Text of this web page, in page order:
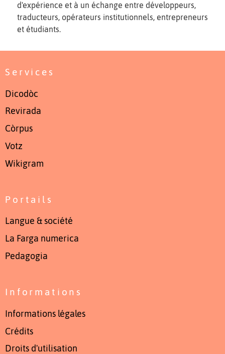
d'expérience et à un échange entre développeurs,
traducteurs, opérateurs institutionnels, entrepreneurs
et étudiants.
Services
Dicodòc
Revirada
Còrpus
Votz
Wikigram
Portails
Langue & société
La Farga numerica
Pedagogia
Informations
Informations légales
Crédits
Droits d'utilisation